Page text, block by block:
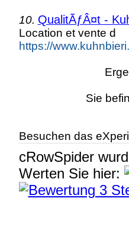
10. QualitÃƒÂ¤t -
Location et vente d
https://
Sie
Besuchen das
cRowSpider
Werten Sie hier: